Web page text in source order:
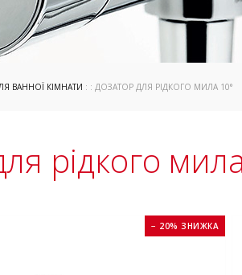
ВАННОЇ КІМНАТИ : : ДОЗАТОР ДЛЯ РІДКОГО МИЛА 10°
рідкого
− 20% ЗНИЖКА